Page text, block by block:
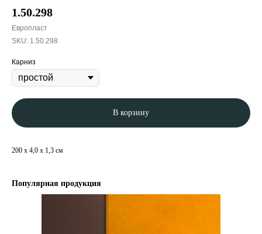
1.50.298
Европласт
SKU: 1.50.298
Карниз
В корзину
200 x 4,0 x 1,3 см
Популярная продукция